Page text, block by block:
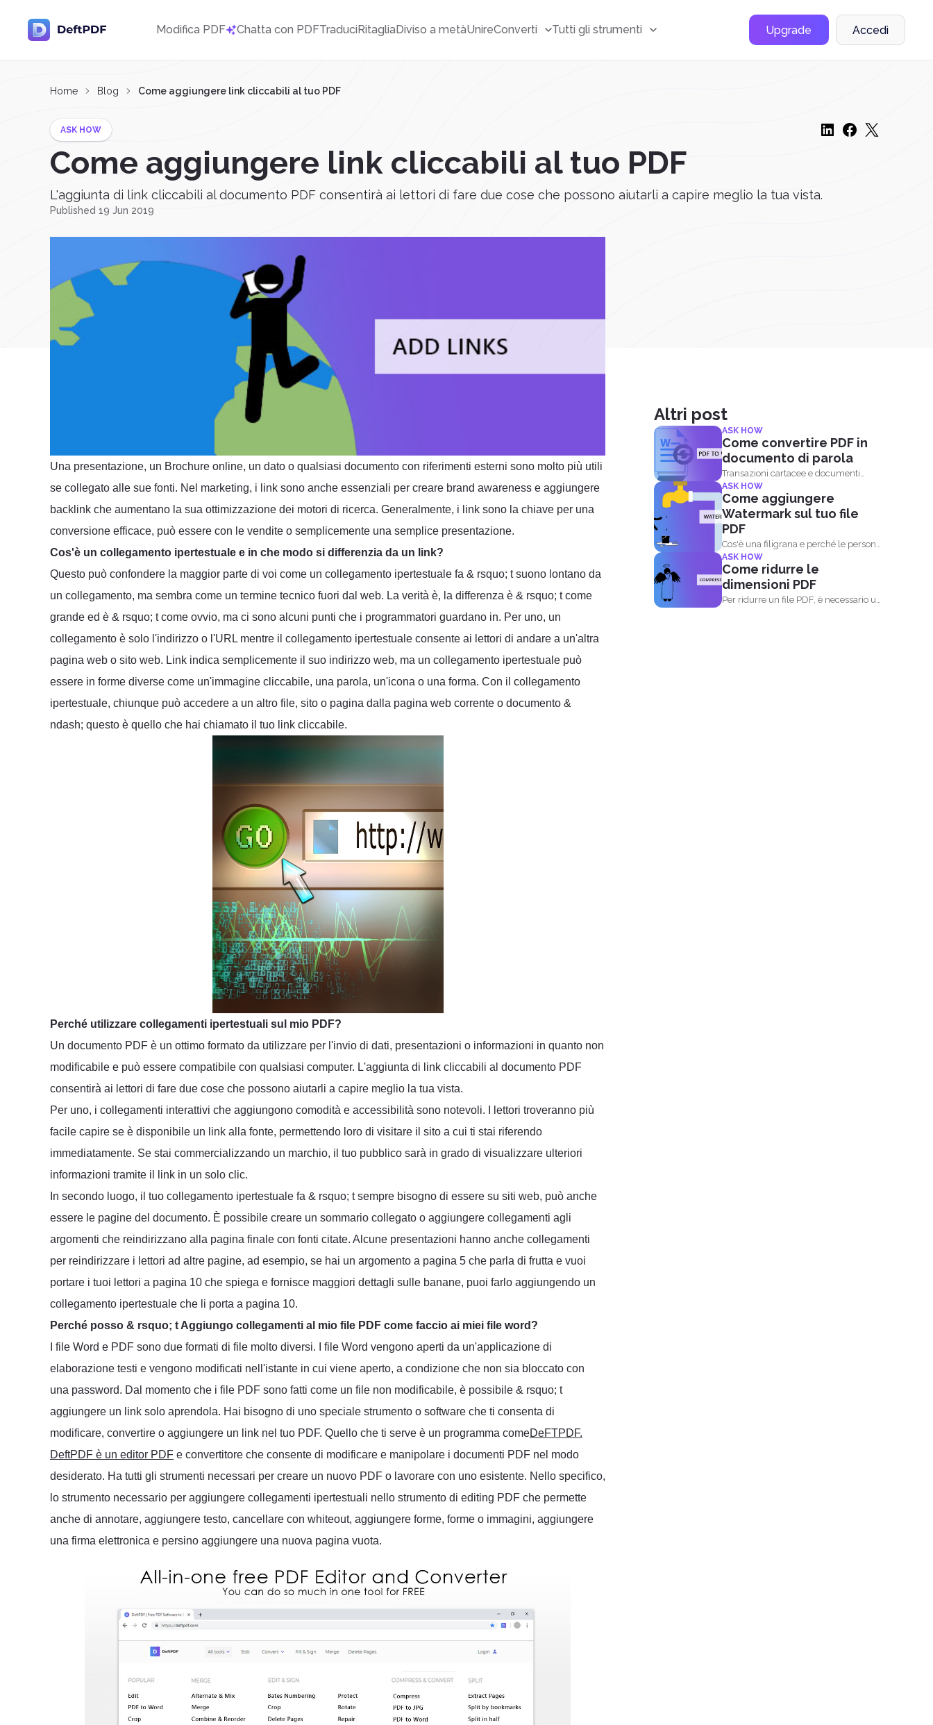
Modifica PDF Chatta con PDFTraduciRitagliaDiviso a metàUnireConverti Tutti gli strumenti Upgrade Accedi
Home Blog Come aggiungere link cliccabili al tuo PDF
ASK HOW
Come aggiungere link cliccabili al tuo PDF
L'aggiunta di link cliccabili al documento PDF consentirà ai lettori di fare due cose che possono aiutarli a capire meglio la tua vista.
Published 19 Jun 2019
Una presentazione, un Brochure online, un dato o qualsiasi documento con riferimenti esterni sono molto più utili
se collegato alle sue fonti. Nel marketing, i link sono anche essenziali per creare brand awareness e aggiungere
backlink che aumentano la sua ottimizzazione dei motori di ricerca. Generalmente, i link sono la chiave per una
conversione efficace, può essere con le vendite o semplicemente una semplice presentazione.
Cos'è un collegamento ipertestuale e in che modo si differenzia da un link?
Questo può confondere la maggior parte di voi come un collegamento ipertestuale fa & rsquo; t suono lontano da
un collegamento, ma sembra come un termine tecnico fuori dal web. La verità è, la differenza è & rsquo; t come
grande ed è & rsquo; t come ovvio, ma ci sono alcuni punti che i programmatori guardano in. Per uno, un
collegamento è solo l'indirizzo o l'URL mentre il collegamento ipertestuale consente ai lettori di andare a un'altra
pagina web o sito web. Link indica semplicemente il suo indirizzo web, ma un collegamento ipertestuale può
essere in forme diverse come un'immagine cliccabile, una parola, un'icona o una forma. Con il collegamento
ipertestuale, chiunque può accedere a un altro file, sito o pagina dalla pagina web corrente o documento &
ndash; questo è quello che hai chiamato il tuo link cliccabile.
Perché utilizzare collegamenti ipertestuali sul mio PDF?
Un documento PDF è un ottimo formato da utilizzare per l'invio di dati, presentazioni o informazioni in quanto non
modificabile e può essere compatibile con qualsiasi computer. L'aggiunta di link cliccabili al documento PDF
consentirà ai lettori di fare due cose che possono aiutarli a capire meglio la tua vista.
Per uno, i collegamenti interattivi che aggiungono comodità e accessibilità sono notevoli. I lettori troveranno più
facile capire se è disponibile un link alla fonte, permettendo loro di visitare il sito a cui ti stai riferendo
immediatamente. Se stai commercializzando un marchio, il tuo pubblico sarà in grado di visualizzare ulteriori
informazioni tramite il link in un solo clic.
In secondo luogo, il tuo collegamento ipertestuale fa & rsquo; t sempre bisogno di essere su siti web, può anche
essere le pagine del documento. È possibile creare un sommario collegato o aggiungere collegamenti agli
argomenti che reindirizzano alla pagina finale con fonti citate. Alcune presentazioni hanno anche collegamenti
per reindirizzare i lettori ad altre pagine, ad esempio, se hai un argomento a pagina 5 che parla di frutta e vuoi
portare i tuoi lettori a pagina 10 che spiega e fornisce maggiori dettagli sulle banane, puoi farlo aggiungendo un
collegamento ipertestuale che li porta a pagina 10.
Perché posso & rsquo; t Aggiungo collegamenti al mio file PDF come faccio ai miei file word?
I file Word e PDF sono due formati di file molto diversi. I file Word vengono aperti da un'applicazione di
elaborazione testi e vengono modificati nell'istante in cui viene aperto, a condizione che non sia bloccato con
una password. Dal momento che i file PDF sono fatti come un file non modificabile, è possibile & rsquo; t
aggiungere un link solo aprendola. Hai bisogno di uno speciale strumento o software che ti consenta di
modificare, convertire o aggiungere un link nel tuo PDF. Quello che ti serve è un programma comeDeFTPDF.
DeftPDF è un editor PDF e convertitore che consente di modificare e manipolare i documenti PDF nel modo
desiderato. Ha tutti gli strumenti necessari per creare un nuovo PDF o lavorare con uno esistente. Nello specifico,
lo strumento necessario per aggiungere collegamenti ipertestuali nello strumento di editing PDF che permette
anche di annotare, aggiungere testo, cancellare con whiteout, aggiungere forme, forme o immagini, aggiungere
una firma elettronica e persino aggiungere una nuova pagina vuota.
Altri post
ASK HOW
Come convertire PDF in
documento di parola
Transazioni cartacee e documenti
online hanno sicuramente reso la
nostra...
ASK HOW
Come aggiungere
Watermark sul tuo file
PDF
Cos'è una filigrana e perché le persone
aggiungono questo ai...
ASK HOW
Come ridurre le
dimensioni PDF
Per ridurre un file PDF, è necessario un